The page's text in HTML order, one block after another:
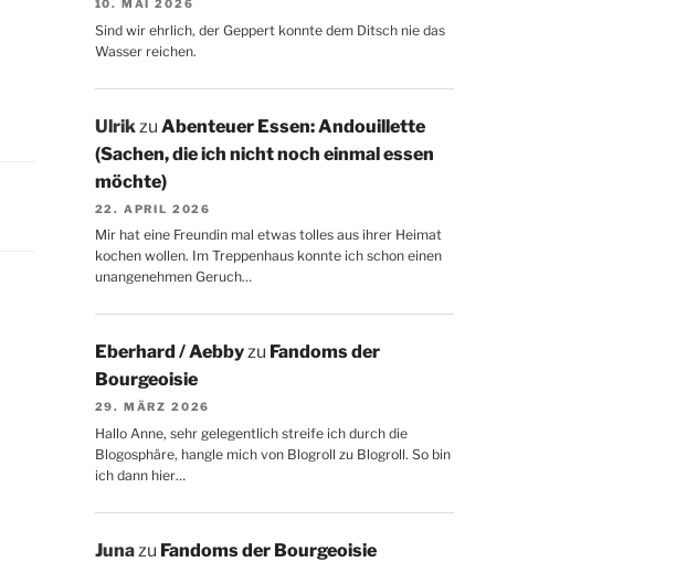
10. MAI 2026
Sind wir ehrlich, der Geppert konnte dem Ditsch nie das
Wasser reichen.
Ulrikzu Abenteuer Essen: Andouillette
(Sachen, die ich nicht noch einmal essen
möchte)
22. APRIL 2026
Mir hat eine Freundin mal etwas tolles aus ihrer Heimat
kochen wollen. Im Treppenhaus konnte ich schon einen
unangenehmen Geruch…
Eberhard / Aebbyzu Fandoms der
Bourgeoisie
29. MÄRZ 2026
Hallo Anne, sehr gelegentlich streife ich durch die
Blogosphäre, hangle mich von Blogroll zu Blogroll. So bin
ich dann hier…
Junazu Fandoms der Bourgeoisie